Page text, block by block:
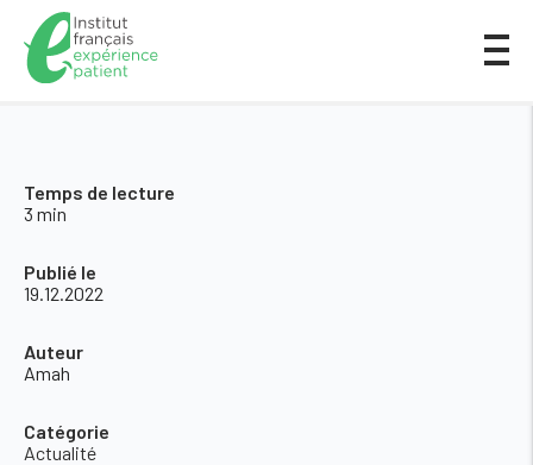
Temps de lecture
3 min
Publié le
19.12.2022
Auteur
Amah
Catégorie
Actualité